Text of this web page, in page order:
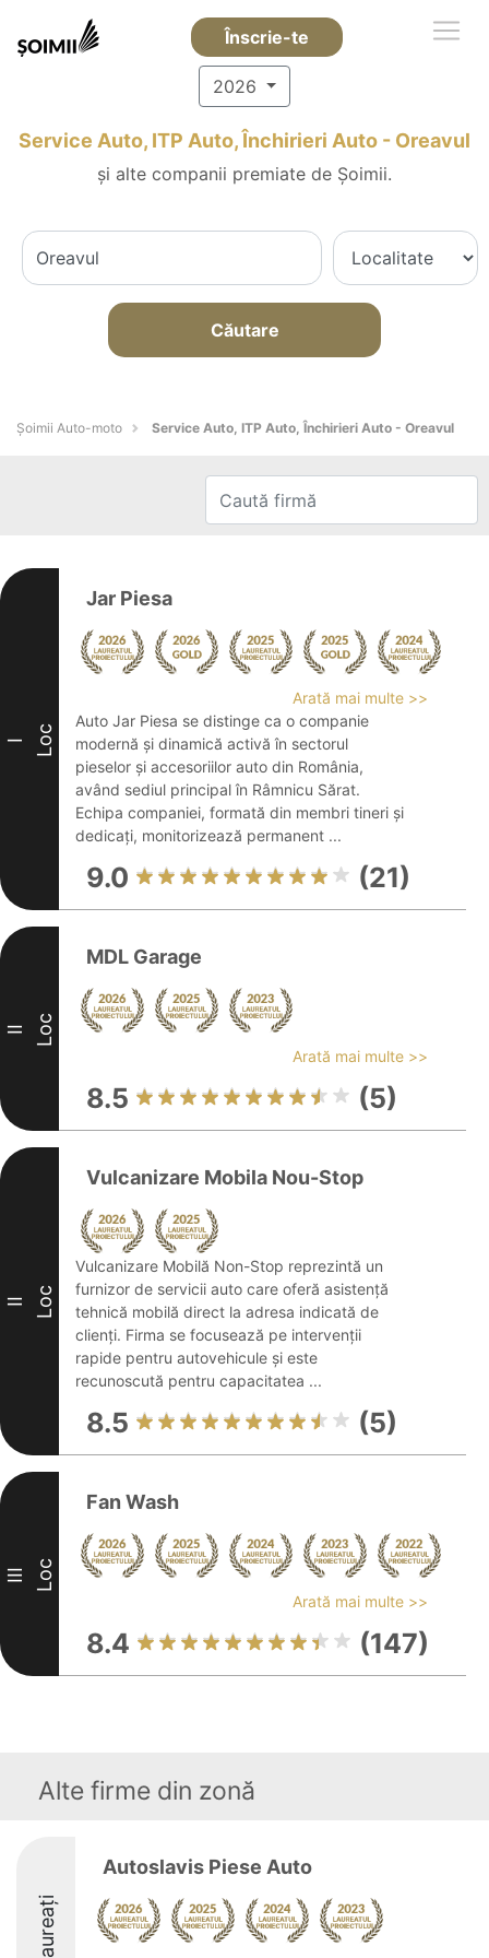
Înscrie-te
2026
Service Auto, ITP Auto, Închirieri Auto - Oreavul
și alte companii premiate de Șoimii.
Căutare
Șoimii Auto-moto Service Auto, ITP Auto, Închirieri Auto - Oreavul
I Loc
Jar Piesa
Arată mai multe >>
Auto Jar Piesa se distinge ca o companie
modernă și dinamică activă în sectorul
pieselor și accesoriilor auto din România,
având sediul principal în Râmnicu Sărat.
Echipa companiei, formată din membri tineri și
dedicați, monitorizează permanent ...
9.0 (21)
II Loc
MDL Garage
Arată mai multe >>
8.5 (5)
II Loc
Vulcanizare Mobila Nou-Stop
Vulcanizare Mobilă Non-Stop reprezintă un
furnizor de servicii auto care oferă asistență
tehnică mobilă direct la adresa indicată de
clienți. Firma se focusează pe intervenții
rapide pentru autovehicule și este
recunoscută pentru capacitatea ...
8.5 (5)
III Loc
Fan Wash
Arată mai multe >>
8.4 (147)
Alte firme din zonă
Laureați
Autoslavis Piese Auto